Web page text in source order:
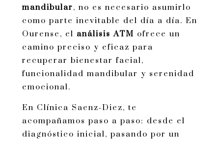
mandibular, no es necesario asumirlo
como parte inevitable del día a día. En
Ourense, el análisis ATM ofrece un
camino preciso y eficaz para
recuperar bienestar facial,
funcionalidad mandibular y serenidad
emocional.
En Clínica Saenz‑Diez, te
acompañamos paso a paso: desde el
diagnóstico inicial, pasando por un